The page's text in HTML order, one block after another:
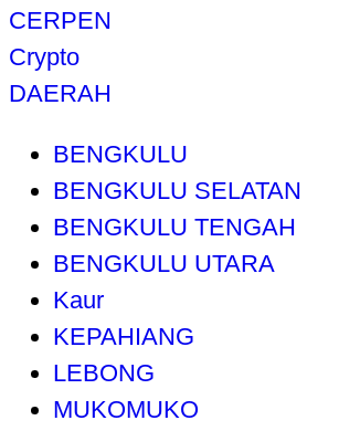
CERPEN
Crypto
DAERAH
BENGKULU
BENGKULU SELATAN
BENGKULU TENGAH
BENGKULU UTARA
Kaur
KEPAHIANG
LEBONG
MUKOMUKO